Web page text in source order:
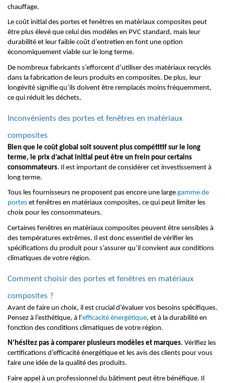
chauffage.
Le coût initial des portes et fenêtres en matériaux composites peut
être plus élevé que celui des modèles en PVC standard, mais leur
durabilité et leur faible coût d’entretien en font une option
économiquement viable sur le long terme.
De nombreux fabricants s’efforcent d’utiliser des matériaux recyclés
dans la fabrication de leurs produits en composites. De plus, leur
longévité signifie qu’ils doivent être remplacés moins fréquemment,
ce qui réduit les déchets.
Inconvénients des portes et fenêtres en matériaux
composites
Bien que le coût global soit souvent plus compétitif sur le long
terme, le prix d’achat initial peut être un frein pour certains
consommateurs. Il est important de considérer cet investissement à
long terme.
Tous les fournisseurs ne proposent pas encore une large gamme de
portes et fenêtres en matériaux composites, ce qui peut limiter les
choix pour les consommateurs.
Certaines fenêtres en matériaux composites peuvent être sensibles à
des températures extrêmes. Il est donc essentiel de vérifier les
spécifications du produit pour s’assurer qu’il convient aux conditions
climatiques de votre région.
Comment choisir des portes et fenêtres en matériaux
composites ?
Avant de faire un choix, il est crucial d’évaluer vos besoins spécifiques.
Pensez à l’esthétique, à l’efficacité énergétique, et à la durabilité en
fonction des conditions climatiques de votre région.
N’hésitez pas à comparer plusieurs modèles et marques. Vérifiez les
certifications d’efficacité énergétique et les avis des clients pour vous
faire une idée de la qualité des produits.
Faire appel à un professionnel du bâtiment peut être bénéfique. Il